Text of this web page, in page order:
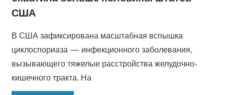
США
В США зафиксирована масштабная вспышка
циклоспориаза — инфекционного заболевания,
вызывающего тяжелые расстройства желудочно-
кишечного тракта. На